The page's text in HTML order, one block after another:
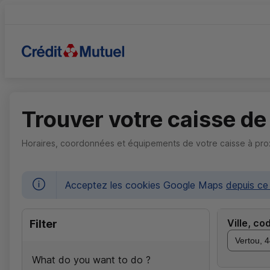
Trouver votre caisse
Horaires, coordonnées et équipements de votre caisse à
Acceptez les cookies Google Maps depuis ce
Filter
What do you want to do ?
Ville,